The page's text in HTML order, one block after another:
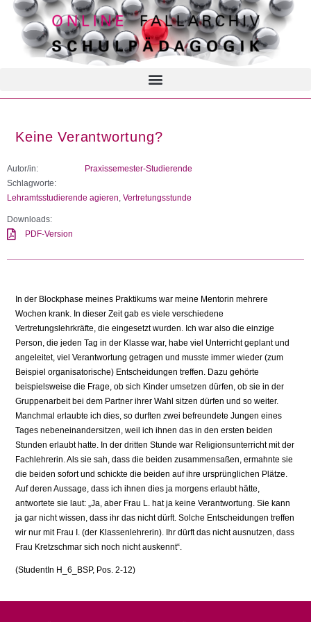
Keine Verantwortung?
Autor/in:
Praxissemester-Studierende
Schlagworte:
Lehramtsstudierende agieren Vertretungsstunde
Downloads:
PDF-Version
In der Blockphase meines Praktikums war meine Mentorin mehrere
Wochen krank. In dieser Zeit gab es viele verschiedene
Vertretungslehrkräfte, die eingesetzt wurden. Ich war also die einzige
Person, die jeden Tag in der Klasse war, habe viel Unterricht geplant und
angeleitet, viel Verantwortung getragen und musste immer wieder (zum
Beispiel organisatorische) Entscheidungen treffen. Dazu gehörte
beispielsweise die Frage, ob sich Kinder umsetzen dürfen, ob sie in der
Gruppenarbeit bei dem Partner ihrer Wahl sitzen dürfen und so weiter.
Manchmal erlaubte ich dies, so durften zwei befreundete Jungen eines
Tages nebeneinandersitzen, weil ich ihnen das in den ersten beiden
Stunden erlaubt hatte. In der dritten Stunde war Religionsunterricht mit der
Fachlehrerin. Als sie sah, dass die beiden zusammensaßen, ermahnte sie
die beiden sofort und schickte die beiden auf ihre ursprünglichen Plätze.
Auf deren Aussage, dass ich ihnen dies ja morgens erlaubt hätte,
antwortete sie laut: „Ja, aber Frau L. hat ja keine Verantwortung. Sie kann
ja gar nicht wissen, dass ihr das nicht dürft. Solche Entscheidungen treffen
wir nur mit Frau I. (der Klassenlehrerin). Ihr dürft das nicht ausnutzen, dass
Frau Kretzschmar sich noch nicht auskennt“.
(StudentIn H_6_BSP, Pos. 2-12)